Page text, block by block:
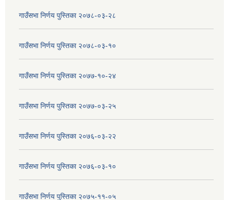
गाउँसभा निर्णय पुस्तिका २०७८-०३-२८
गाउँसभा निर्णय पुस्तिका २०७८-०३-१०
गाउँसभा निर्णय पुस्तिका २०७७-१०-२४
गाउँसभा निर्णय पुस्तिका २०७७-०३-२५
गाउँसभा निर्णय पुस्तिका २०७६-०३-२२
गाउँसभा निर्णय पुस्तिका २०७६-०३-१०
गाउँसभा निर्णय पुस्तिका २०७५-११-०५